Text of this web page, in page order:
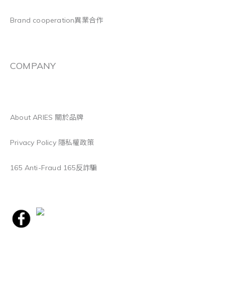
Brand cooperation異業合作
COMPANY
About ARIES 關於品牌
Privacy Policy 隱私權政策
165 Anti-Fraud 165反詐騙